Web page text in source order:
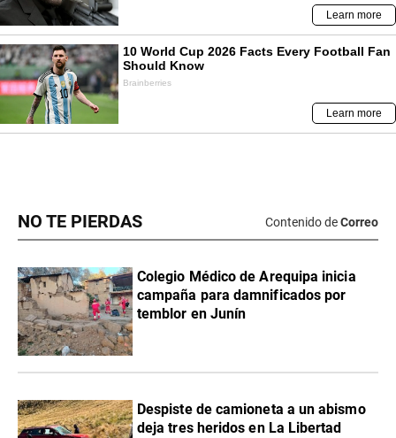
NO TE PIERDAS Contenido deCorreo
Colegio Médico de Arequipa inicia
campaña para damnificados por
temblor en Junín
Despiste de camioneta a un abismo
deja tres heridos en La Libertad